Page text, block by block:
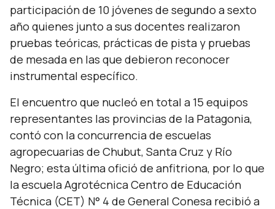
participación de 10 jóvenes de segundo a sexto
año quienes junto a sus docentes realizaron
pruebas teóricas, prácticas de pista y pruebas
de mesada en las que debieron reconocer
instrumental específico.
El encuentro que nucleó en total a 15 equipos
representantes las provincias de la Patagonia,
contó con la concurrencia de escuelas
agropecuarias de Chubut, Santa Cruz y Río
Negro; esta última ofició de anfitriona, por lo que
la escuela Agrotécnica Centro de Educación
Técnica (CET) N° 4 de General Conesa recibió a